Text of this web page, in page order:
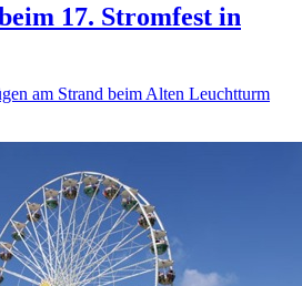
17. Stromfest in
am Strand beim Alten Leuchtturm